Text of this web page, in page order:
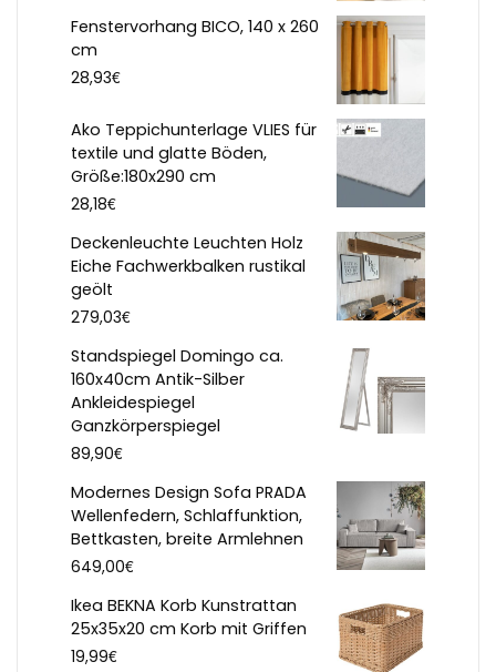
Fenstervorhang BICO, 140 x 260
cm
28,93€
Ako Teppichunterlage VLIES für
textile und glatte Böden,
Größe:180x290 cm
28,18€
Deckenleuchte Leuchten Holz
Eiche Fachwerkbalken rustikal
geölt
279,03€
Standspiegel Domingo ca.
160x40cm Antik-Silber
Ankleidespiegel
Ganzkörperspiegel
89,90€
Modernes Design Sofa PRADA
Wellenfedern, Schlaffunktion,
Bettkasten, breite Armlehnen
649,00€
Ikea BEKNA Korb Kunstrattan
25x35x20 cm Korb mit Griffen
19,99€